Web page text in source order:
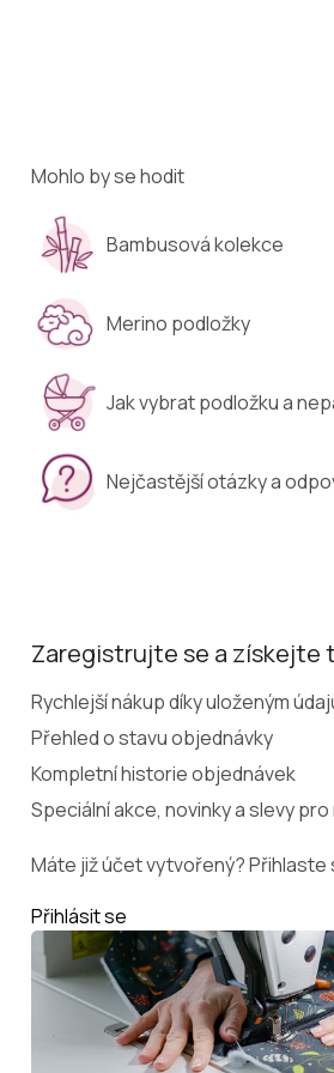
Mohlo by se hodit
Bambusová kolekce
Merino podložky
Jak vybrat podložku a
Nejčastější otázky a
Zaregistrujte se a
Rychlejší nákup díky uloženým
Přehled o stavu objednávky
Kompletní historie objednávek
Speciální akce, novinky a slevy
Máte již účet vytvořený? Přihlaste
Přihlásit se